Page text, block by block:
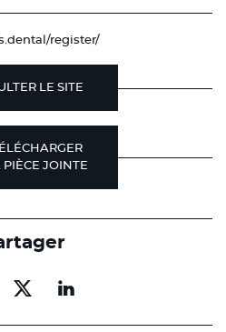
register/
LE SITE
PIÈCE JOINTE
Partager
facebook
Partager
linkedin